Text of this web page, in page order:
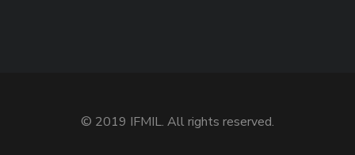
© 2019 IFMIL. All rights reserved.